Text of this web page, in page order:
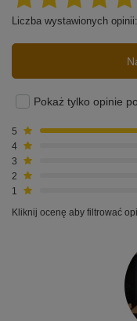
Liczba wystawionych
Pokaż tylko opinie
5
4
3
2
1
Kliknij ocenę aby filtrować